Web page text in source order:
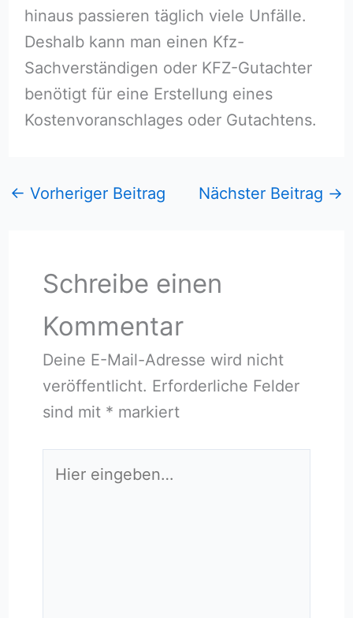
hinaus passieren täglich viele Unfälle.
Deshalb kann man einen Kfz-
Sachverständigen oder KFZ-Gutachter
benötigt für eine Erstellung eines
Kostenvoranschlages oder Gutachtens.
← Vorheriger Beitrag Nächster Beitrag →
Schreibe einen
Kommentar
Deine E-Mail-Adresse wird nicht
veröffentlicht. Erforderliche Felder
sind mit * markiert
eingeben…